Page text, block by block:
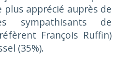
plus apprécié auprès de
sympathisants de
François Ruffin)
(35%).